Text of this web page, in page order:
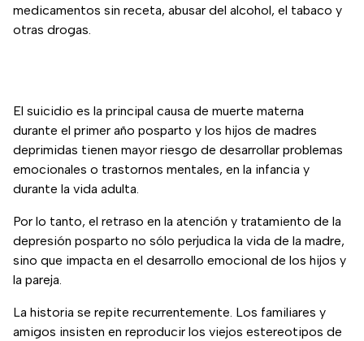
medicamentos sin receta, abusar del alcohol, el tabaco y
otras drogas.
El suicidio es la principal causa de muerte materna
durante el primer año posparto y los hijos de madres
deprimidas tienen mayor riesgo de desarrollar problemas
emocionales o trastornos mentales, en la infancia y
durante la vida adulta.
Por lo tanto, el retraso en la atención y tratamiento de la
depresión posparto no sólo perjudica la vida de la madre,
sino que impacta en el desarrollo emocional de los hijos y
la pareja.
La historia se repite recurrentemente. Los familiares y
amigos insisten en reproducir los viejos estereotipos de